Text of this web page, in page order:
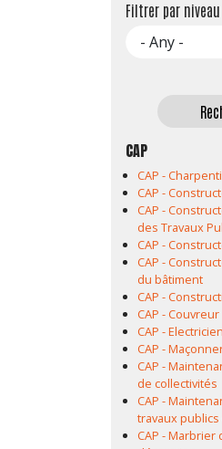
Filtrer par niveau
CAP
CAP -
CAP -
CAP -
des Travaux
CAP -
CAP -
du bâtiment
CAP -
CAP - Couvreur
CAP - Electricien
CAP -
CAP -
de collectivités
CAP -
travaux
CAP -